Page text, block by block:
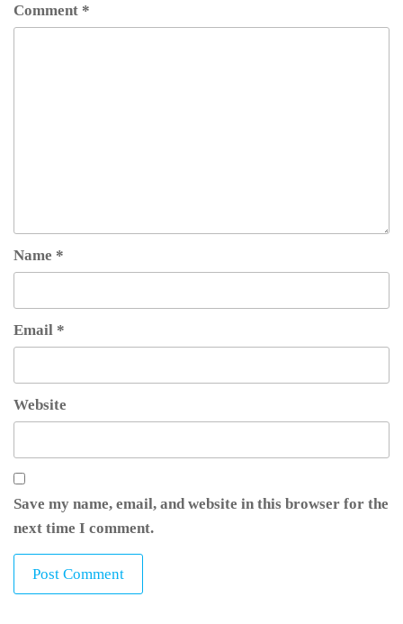
Comment *
Name *
Email *
Website
Save my name, email, and website in this browser for the
next time I comment.